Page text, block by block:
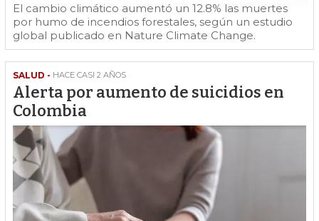
El cambio climático aumentó un 12.8% las muertes
por humo de incendios forestales, según un estudio
global publicado en Nature Climate Change.
SALUD - HACE CASI 2 AÑOS
Alerta por aumento de suicidios en
Colombia